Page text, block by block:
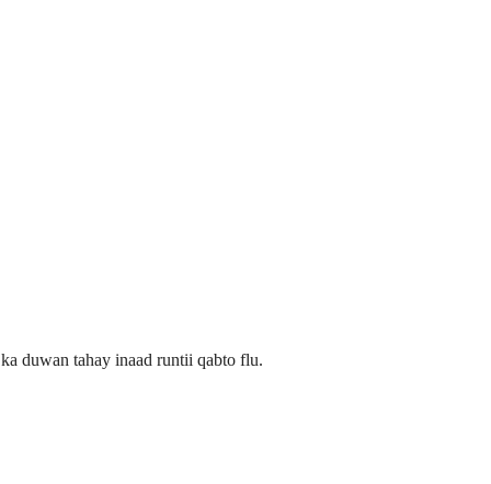
duwan tahay inaad runtii qabto flu.